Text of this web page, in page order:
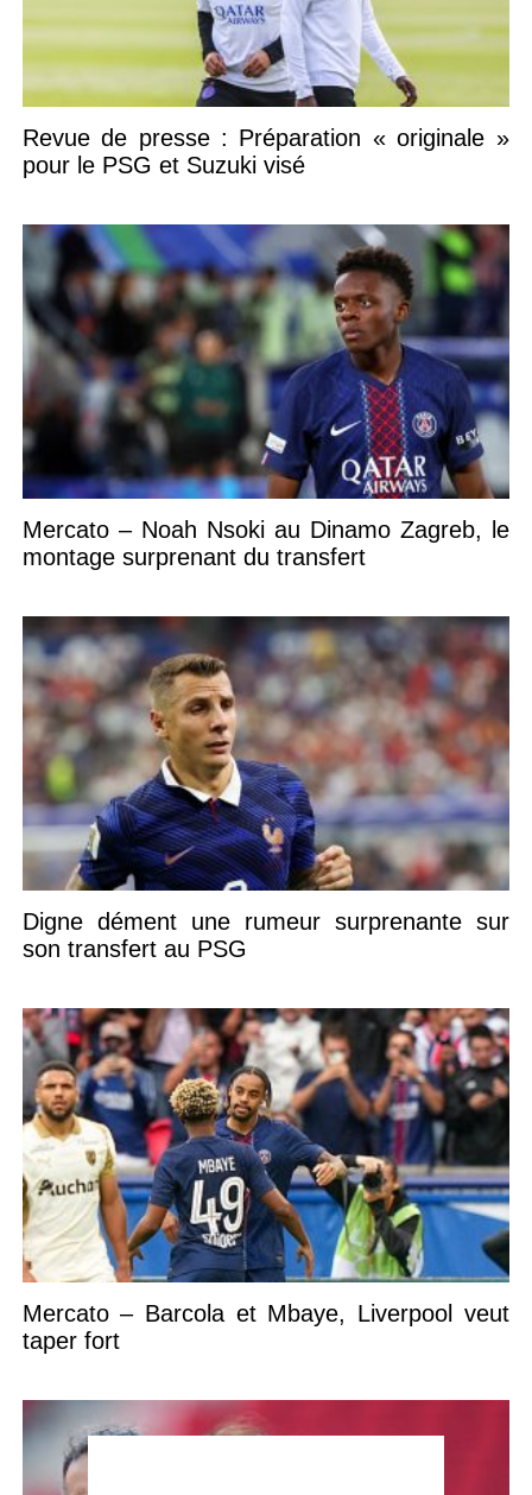
Revue de presse : Préparation « originale »
pour le PSG et Suzuki visé
Mercato – Noah Nsoki au Dinamo Zagreb, le
montage surprenant du transfert
Digne dément une rumeur surprenante sur
son transfert au PSG
Mercato – Barcola et Mbaye, Liverpool veut
taper fort